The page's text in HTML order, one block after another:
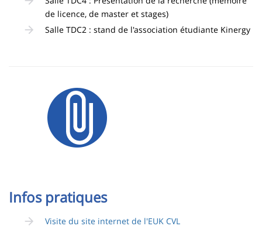
de licence, de master et stages)
Salle TDC2 : stand de l'association étudiante Kinergy
Infos pratiques
Visite du site internet de l'EUK CVL